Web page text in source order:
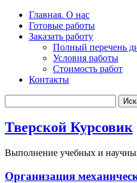
Главная. О нас
Готовые работы
Заказать работу
Полный перечень
Условия работы
Стоимость работ
Контакты
Тверской Курсовик
Выполнение учебных и
Организация